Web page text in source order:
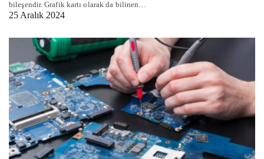
bileşendir. Grafik kartı olarak da bilinen…
25 Aralık 2024